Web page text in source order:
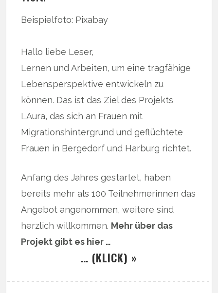
Beispielfoto: Pixabay
Hallo liebe Leser,
Lernen und Arbeiten, um eine tragfähige
Lebensperspektive entwickeln zu
können. Das ist das Ziel des Projekts
LAura, das sich an Frauen mit
Migrationshintergrund und geflüchtete
Frauen in Bergedorf und Harburg richtet.
Anfang des Jahres gestartet, haben
bereits mehr als 100 Teilnehmerinnen das
Angebot angenommen, weitere sind
herzlich willkommen. Mehr über das
Projekt gibt es hier …
… (KLICK) »